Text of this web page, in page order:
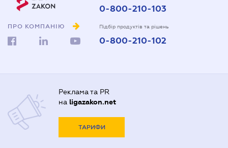
ПРО КОМПАНІЮ
0-800-210-103
Підбір продуктів та рішень
0-800-210-102
Реклама та PR
на ligazakon.net
ТАРИФИ